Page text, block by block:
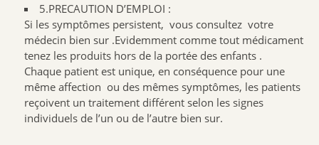
5.PRECAUTION D’EMPLOI :
Si les symptômes persistent, vous consultez votre
médecin bien sur .Evidemment comme tout médicament
tenez les produits hors de la portée des enfants .
Chaque patient est unique, en conséquence pour une
même affection ou des mêmes symptômes, les patients
reçoivent un traitement différent selon les signes
individuels de l’un ou de l’autre bien sur.